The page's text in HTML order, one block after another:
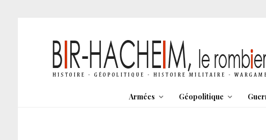
Armées Géopolitique